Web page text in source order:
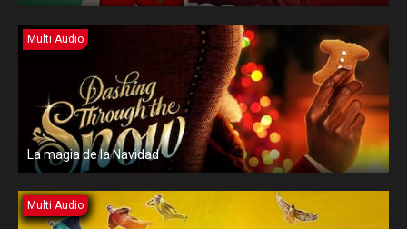
Multi Audio
La magia de la Navidad
Multi Audio